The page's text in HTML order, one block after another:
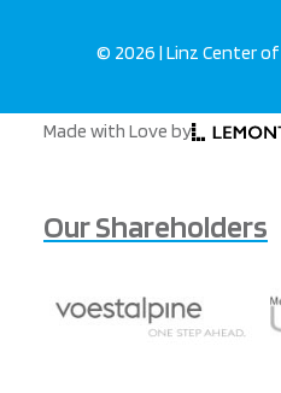
© 2026 | Linz Center
Made with Love by
Our Shareholders